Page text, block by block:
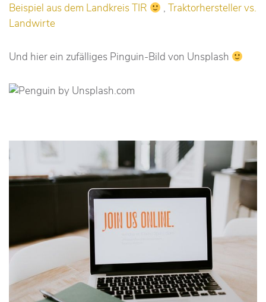
Beispiel aus dem Landkreis TIR
,Traktorhersteller vs.
Landwirte
Und hier ein zufälliges Pinguin-Bild von Unsplash